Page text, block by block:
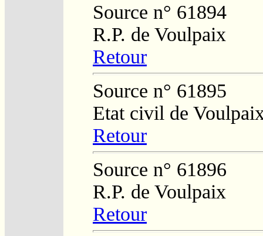
Source n° 61894
R.P. de Voulpaix
Retour
Source n° 61895
Etat civil de
Retour
Source n° 61896
R.P. de Voulpaix
Retour